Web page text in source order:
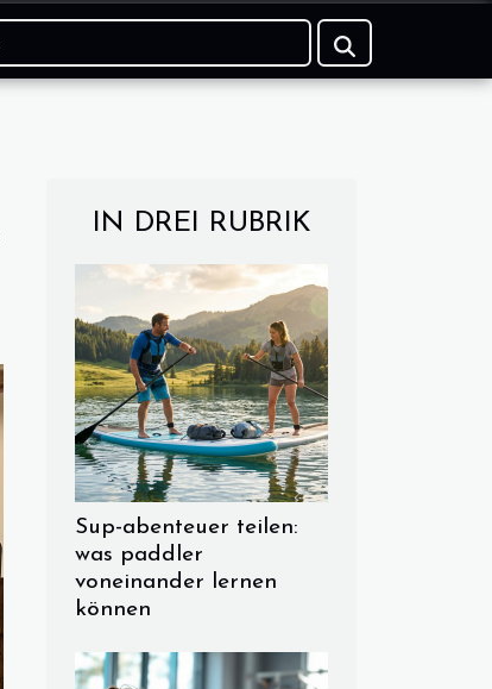
IN DREI RUBRIK
Sup-abenteuer teilen:
was paddler
voneinander lernen
können